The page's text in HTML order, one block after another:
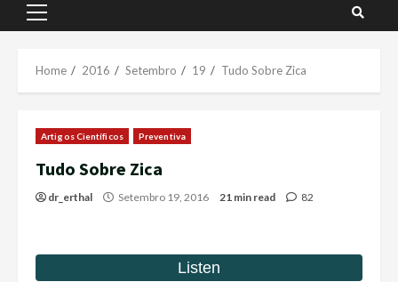
Primary
Home 2016 Setembro 19 Tudo Sobre Zica
Artigos Científicos Preventiva
Tudo Sobre Zica
dr_erthal Setembro 19, 2016 21 min read 82